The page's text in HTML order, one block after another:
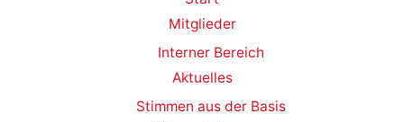
Mitglieder
Interner Bereich
Aktuelles
Stimmen aus der Basis